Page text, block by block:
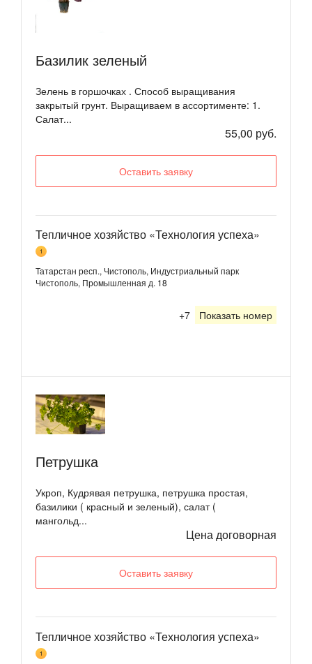
Базилик зеленый
Зелень в горшочках . Способ выращивания
закрытый грунт. Выращиваем в ассортименте: 1.
Салат...
55,00 руб.
Оставить заявку
Тепличное хозяйство «Технология успеха»
1
Татарстан респ., Чистополь, Индустриальный парк
Чистополь, Промышленная д. 18
+7 Показать номер
Петрушка
Укроп, Кудрявая петрушка, петрушка простая,
базилики ( красный и зеленый), салат (
мангольд...
Цена договорная
Оставить заявку
Тепличное хозяйство «Технология успеха»
1